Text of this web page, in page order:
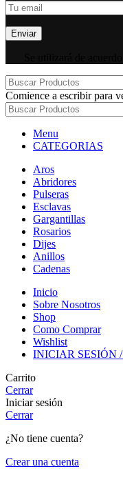
Comience a escribir para
Menu
CATEGORIAS
Aros
Abridores
Pulseras
Esclavas
Gargantillas
Rosarios
Dijes
Anillos
Cadenas
Inicio
Sobre Nosotros
Shop
Como Comprar
Wishlist
INICIAR SESIÓN
Carrito
Cerrar
Iniciar sesión
Cerrar
¿No tiene cuenta?
Crear una cuenta